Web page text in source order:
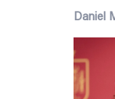
Daniel